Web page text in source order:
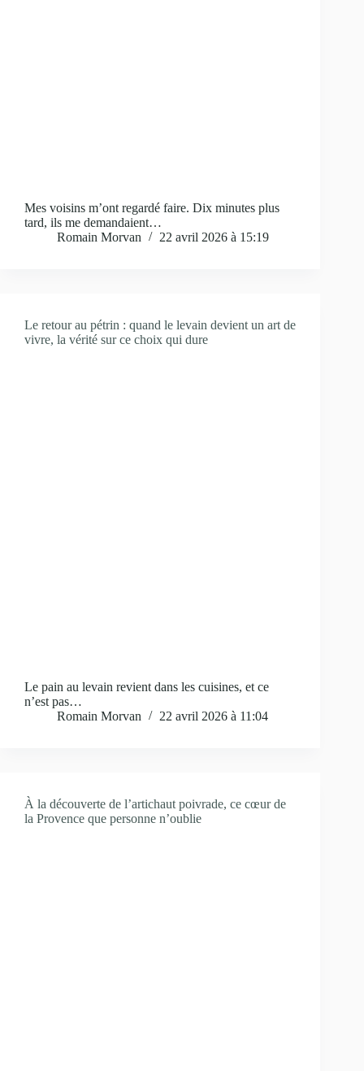
Mes voisins m’ont regardé faire. Dix minutes plus
tard, ils me demandaient…
Romain Morvan
22 avril 2026 à 15:19
Le retour au pétrin : quand le levain devient un art de
vivre, la vérité sur ce choix qui dure
Le pain au levain revient dans les cuisines, et ce
n’est pas…
Romain Morvan
22 avril 2026 à 11:04
À la découverte de l’artichaut poivrade, ce cœur de
la Provence que personne n’oublie